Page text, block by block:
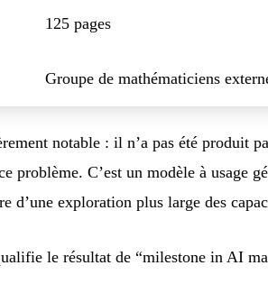
125 pages
Groupe de mathématiciens
notable : il n’a pas été produit
problème. C’est un modèle à usage
d’une exploration plus large des
le résultat de “milestone in AI